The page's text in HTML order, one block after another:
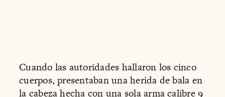
Cuando las autoridades hallaron los cinco
cuerpos, presentaban una herida de bala en
la cabeza hecha con una sola arma calibre 9